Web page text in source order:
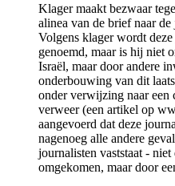
Klager maakt bezwaar
alinea van de brief naar
Volgens klager wordt
genoemd, maar is hij niet
Israël, maar door andere
onderbouwing van dit
onder verwijzing naar een
verweer (een artikel op
aangevoerd dat deze
nagenoeg alle andere
journalisten vaststaat -
omgekomen, maar door